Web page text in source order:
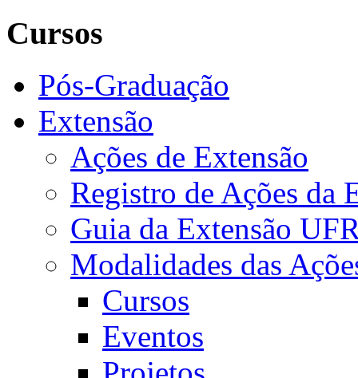
Cursos
Pós-Graduação
Extensão
Ações de Extensão
Registro de Ações da
Guia da Extensão
Modalidades das
Cursos
Eventos